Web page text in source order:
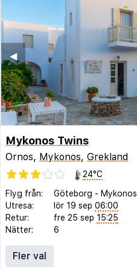
◀︎
Mykonos Twins
Ornos, Mykonos, Grekland
24°C
Flyg från:
Göteborg - Mykonos
Utresa:
lör 19 sep 06:00
Retur:
fre 25 sep 15:25
Nätter:
6
Fler val